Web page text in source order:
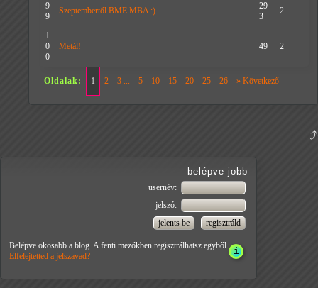
9
9
Szeptembertől BME MBA :)
29
3
2
1
0
0
Metál! 49 2
Oldalak: 1 2 3 ... 5 10 15 20 25 26 » Következő
belépve jobb
usernév:
jelszó:
Belépve okosabb a blog. A fenti mezőkben regisztrálhatsz egyből.
Elfelejtetted a jelszavad?